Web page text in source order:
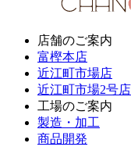
店舗のご案内
富樫本店
近江町市場店
近江町市場2号店
工場のご案内
製造・加工
商品開発